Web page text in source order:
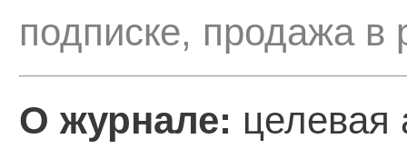
подписке, продажа в
О журнале: целевая